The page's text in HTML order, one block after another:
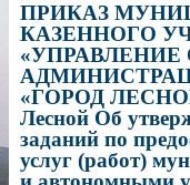
ПРИКАЗ
КАЗЕННОГО
«УПРАВЛЕНИЕ
«ГОРОД
Лесной Об
заданий по
услуг (работ)